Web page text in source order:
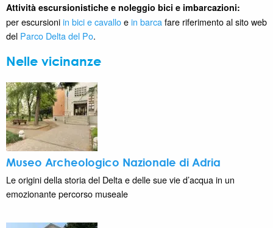
Attività escursionistiche e noleggio bici e imbarcazioni:
per escursioniin bici e cavalloein barcafare riferimento al sito web
del Parco Delta del Po.
Nelle vicinanze
Museo Archeologico Nazionale di Adria
Le origini della storia del Delta e delle sue vie d’acqua in un
emozionante percorso museale